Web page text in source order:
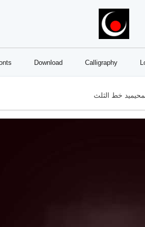
Download Calligraphy
خط الثلث